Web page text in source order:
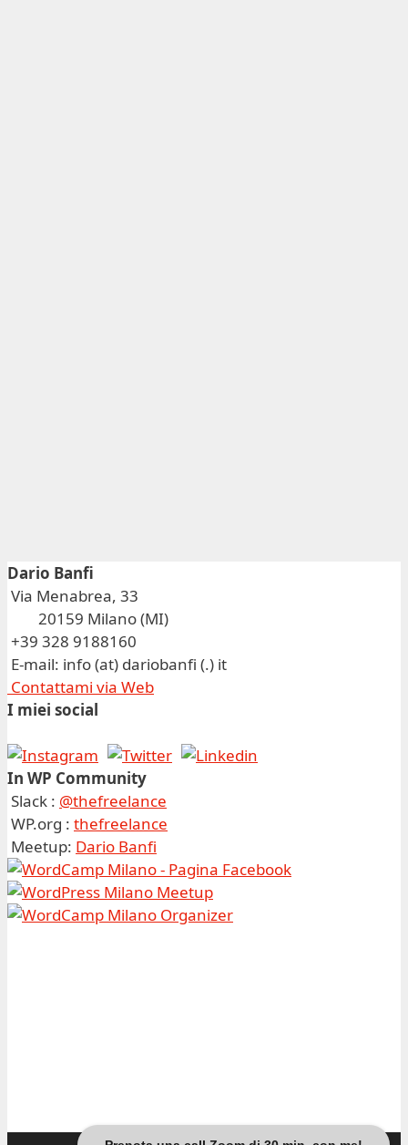
Dario Banfi
Via Menabrea, 33
20159 Milano (MI)
+39 328 9188160
E-mail: info (at) dariobanfi (.) it
Contattami via Web
I miei social
In WP Community
Slack : @thefreelance
WP.org : thefreelance
Meetup: Dario Banfi